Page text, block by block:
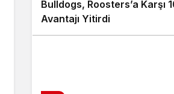
Bulldogs, Roosters’a Karşı
Avantajı Yitirdi